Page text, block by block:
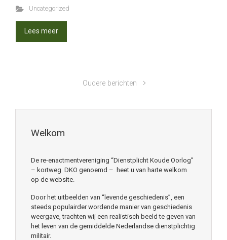
Uncategorized
Lees meer
Oudere berichten
Welkom
De re-enactmentvereniging “Dienstplicht Koude Oorlog”
– kortweg DKO genoemd – heet u van harte welkom
op de website.
Door het uitbeelden van “levende geschiedenis”, een
steeds populairder wordende manier van geschiedenis
weergave, trachten wij een realistisch beeld te geven van
het leven van de gemiddelde Nederlandse dienstplichtig
militair.